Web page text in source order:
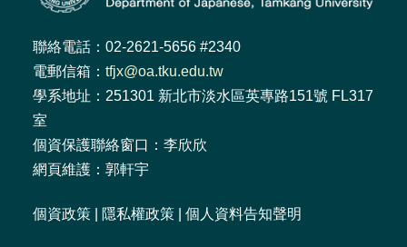
聯絡電話：02-2621-5656 #2340
電郵信箱： tfjx@oa.tku.edu.tw
學系地址：251301 新北市淡水區英專路151號 FL317
室
個資保護聯絡窗口：李欣欣
網頁維護：郭軒宇
個資政策 隱私權政策 個人資料告知聲明